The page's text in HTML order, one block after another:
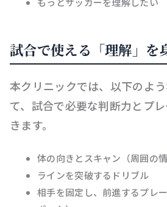
試合で使える「理解」を
本クリニックでは、以下のよ
て、試合で必要な判断力とプ
きます。
体の向きとスキャン（周囲の情
ラインを突破するドリブル
相手を固定し、前進するプレ